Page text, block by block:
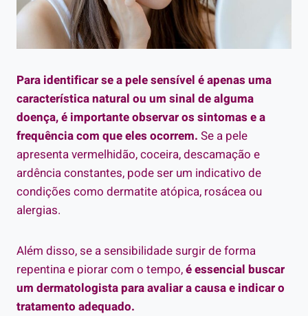
Para identificar se a pele sensível é apenas uma
característica natural ou um sinal de alguma
doença, é importante observar os sintomas e a
frequência com que eles ocorrem. Se a pele
apresenta vermelhidão, coceira, descamação e
ardência constantes, pode ser um indicativo de
condições como dermatite atópica, rosácea ou
alergias.
Além disso, se a sensibilidade surgir de forma
repentina e piorar com o tempo,é essencial buscar
um dermatologista para avaliar a causa e indicar o
tratamento adequado.